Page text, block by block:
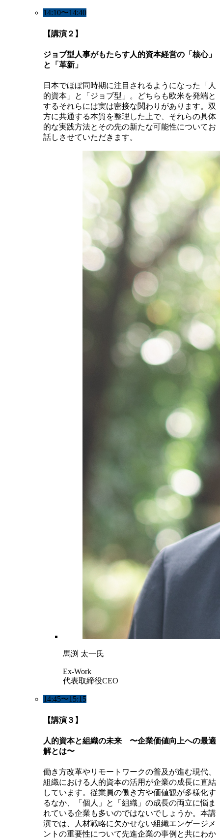
14:10〜14:40
【講演２】
ジョブ型人事がもたらす人的資本経営の「核心」
と「革新」
日本でほぼ同時期に注目されるようになった「人
的資本」と「ジョブ型」。どちらも欧米を発端と
するそれらには実は密接な関わりがあります。双
方に共通する本質を整理した上で、それらの具体
的な実践方法とその先の新たな可能性についてお
話しさせていただきます。
馬渕 太一氏
Ex-Work
代表取締役CEO
14:45〜15:15
【講演３】
人的資本と組織の未来 〜企業価値向上への最適
解とは〜
働き方改革やリモートワークの普及が進む現代、
組織における人的資本の活用が企業の成長に直結
しています。従業員の働き方や価値観が多様化す
るなか、「個人」と「組織」の成長の両立に悩ま
れている企業も多いのではないでしょうか。本講
演では、人材戦略に欠かせない組織エンゲージメ
ントの重要性について先進企業の事例と共にわか